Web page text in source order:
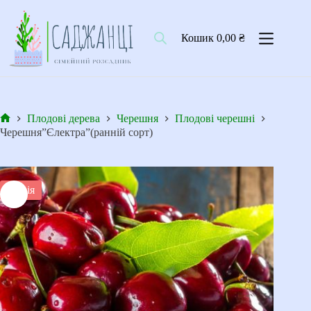
вмісту
Кошик0,00₴
Головна
Плодові дерева Черешня
Плодові черешні
Черешня”Єлектра”(ранній сорт)
Акція